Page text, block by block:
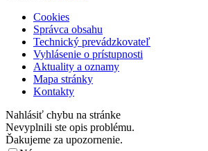
Cookies
Správca obsahu
Technický prevádzkovateľ
Vyhlásenie o prístupnosti
Aktuality a oznamy
Mapa stránky
Kontakty
Nahlásiť chybu na stránke
Nevyplnili ste opis problému.
Ďakujeme za upozornenie.